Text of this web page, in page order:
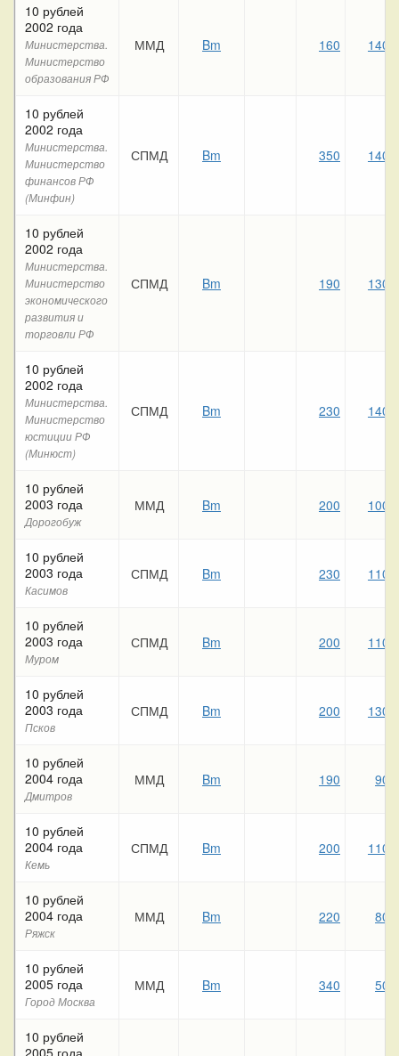
10 рублей
2002 года
Министерства.
Министерство
образования РФ
ММД Bm 160 140
10 рублей
2002 года
Министерства.
Министерство
финансов РФ
(Минфин)
СПМД Bm 350 140
10 рублей
2002 года
Министерства.
Министерство
экономического
развития и
торговли РФ
СПМД Bm 190 130
10 рублей
2002 года
Министерства.
Министерство
юстиции РФ
(Минюст)
СПМД Bm 230 140
10 рублей
2003 года
Дорогобуж
ММД Bm 200 100
10 рублей
2003 года
Касимов
СПМД Bm 230 110
10 рублей
2003 года
Муром
СПМД Bm 200 110
10 рублей
2003 года
Псков
СПМД Bm 200 130
10 рублей
2004 года
Дмитров
ММД Bm 190 90
10 рублей
2004 года
Кемь
СПМД Bm 200 110
10 рублей
2004 года
Ряжск
ММД Bm 220 80
10 рублей
2005 года
Город Москва
ММД Bm 340 50
10 рублей
2005 года